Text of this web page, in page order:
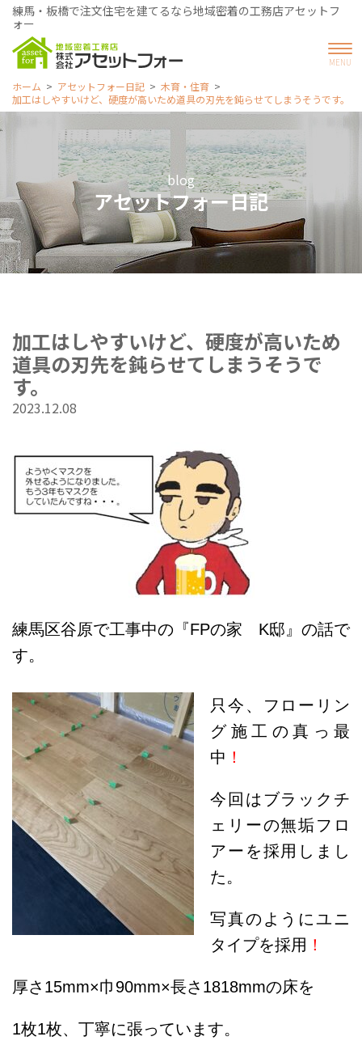
練馬・板橋で注文住宅を建てるなら地域密着の工務店アセットフ
ォー
ホーム アセットフォー日記
木育・住育
加工はしやすいけど、硬度が高いため道具の刃先を鈍らせてしまうそうです。
blog
アセットフォー日記
加工はしやすいけど、硬度が高いため
道具の刃先を鈍らせてしまうそうで
す。
2023.12.08
練馬区谷原で工事中の『FPの家 K邸』の話で
す。
只今、フローリン
グ施工の真っ最
中 ！
今回はブラックチ
ェリーの無垢フロ
アーを採用しまし
た。
写真のようにユニ
タイプを採用 ！
厚さ15mm×巾90mm×長さ1818mmの床を
1枚1枚、丁寧に張っています。